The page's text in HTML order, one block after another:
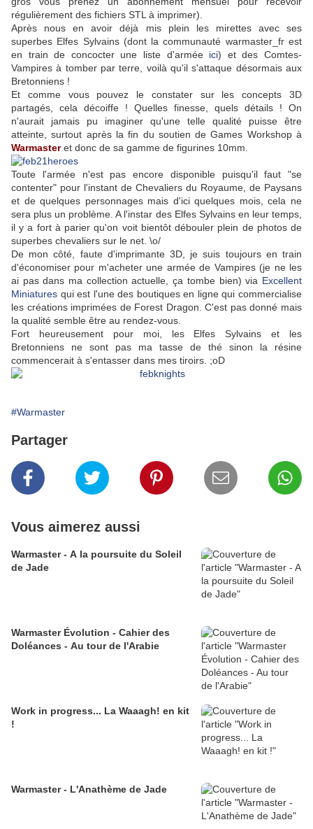
régulièrement des fichiers STL à imprimer).
Après nous en avoir déjà mis plein les mirettes avec ses
superbes Elfes Sylvains (dont la communauté warmaster_fr est
en train de concocter une liste d'armée ici) et des Comtes-
Vampires à tomber par terre, voilà qu'il s'attaque désormais aux
Bretonniens !
Et comme vous pouvez le constater sur les concepts 3D
partagés, cela décoiffe ! Quelles finesse, quels détails ! On
n'aurait jamais pu imaginer qu'une telle qualité puisse être
atteinte, surtout après la fin du soutien de Games Workshop à
Warmaster et donc de sa gamme de figurines 10mm.
Toute l'armée n'est pas encore disponible puisqu'il faut "se
contenter" pour l'instant de Chevaliers du Royaume, de Paysans
et de quelques personnages mais d'ici quelques mois, cela ne
sera plus un problème. A l'instar des Elfes Sylvains en leur temps,
il y a fort à parier qu'on voit bientôt débouler plein de photos de
superbes chevaliers sur le net. \o/
De mon côté, faute d'imprimante 3D, je suis toujours en train
d'économiser pour m'acheter une armée de Vampires (je ne les
ai pas dans ma collection actuelle, ça tombe bien) via Excellent
Miniatures qui est l'une des boutiques en ligne qui commercialise
les créations imprimées de Forest Dragon. C'est pas donné mais
la qualité semble être au rendez-vous.
Fort heureusement pour moi, les Elfes Sylvains et les
Bretonniens ne sont pas ma tasse de thé sinon la résine
commencerait à s'entasser dans mes tiroirs. ;oD
#Warmaster
Partager
Vous aimerez aussi
Warmaster - A la poursuite du Soleil
de Jade
Warmaster Évolution - Cahier des
Doléances - Au tour de l'Arabie
Work in progress... La Waaagh! en kit
!
Warmaster - L'Anathème de Jade